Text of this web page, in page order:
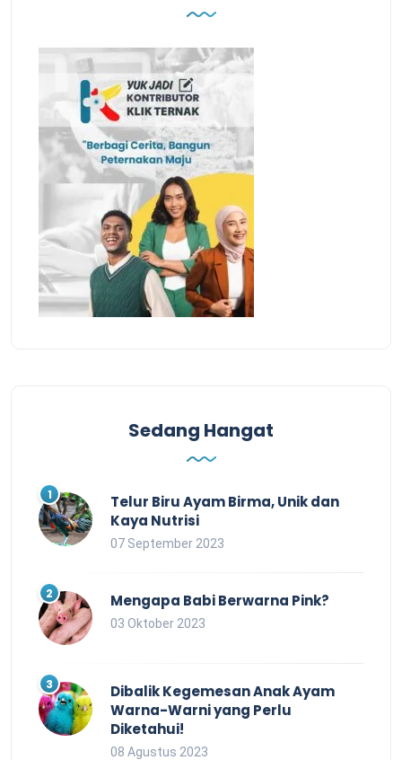
Sedang Hangat
Telur Biru Ayam Birma, Unik dan
Kaya Nutrisi
07 September 2023
Mengapa Babi Berwarna Pink?
03 Oktober 2023
Dibalik Kegemesan Anak Ayam
Warna-Warni yang Perlu
Diketahui!
08 Agustus 2023